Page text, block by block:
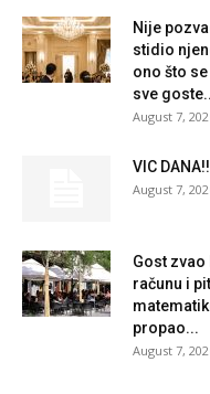
Nije
stidio
ono što
sve
August 7,
VIC
August 7,
Gost
računu i
propao...
August 7,